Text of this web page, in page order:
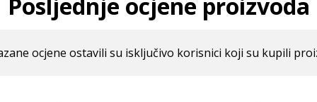
ocjene ostavili su isključivo korisnici koji su kupili